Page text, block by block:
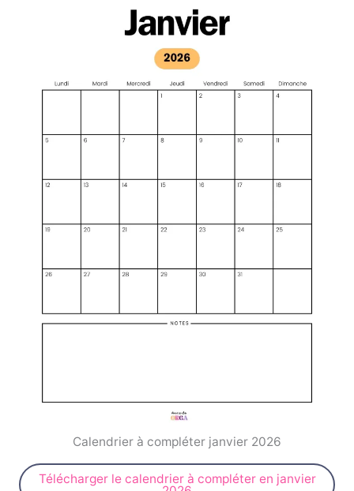
Calendrier à compléter janvier 2026
Télécharger le calendrier à compléter en janvier